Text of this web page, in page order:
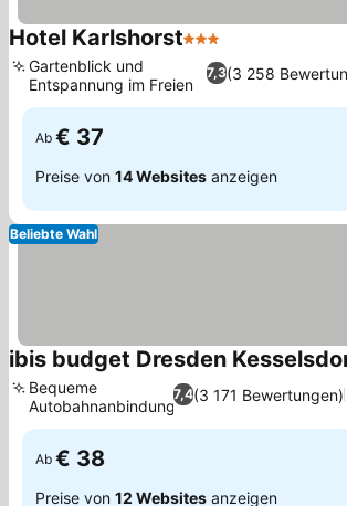
Hotel Karlshorst3 Sterne
7,3(3 258
Gartenblick und
Entspannung im Freien
Ab € 37
Preise von 14 Websites anzeigen
Beliebte Wahl
ibis budget Dresden
7,4(3 171 Bewertungen)
Bequeme
Autobahnanbindung
Ab € 38
Preise von 12 Websites anzeigen